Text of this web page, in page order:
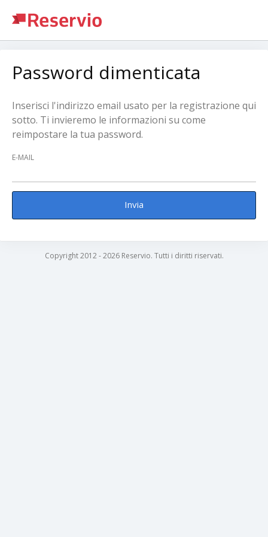
Password dimenticata
Inserisci l'indirizzo email usato per la registrazione qui
sotto. Ti invieremo le informazioni su come
reimpostare la tua password.
E-MAIL
Invia
Copyright 2012 - 2026 Reservio. Tutti i diritti riservati.